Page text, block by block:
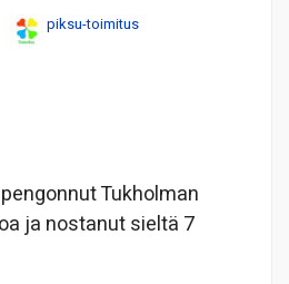
piksu-toimitus
Tukholman
ja nostanut sieltä 7